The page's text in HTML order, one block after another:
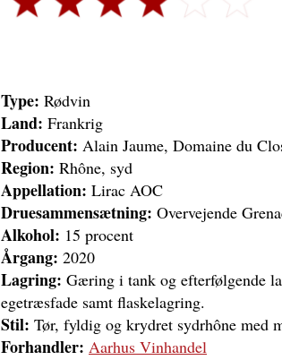
Type: Rødvin
Land: Frankrig
Producent: Alain Jaume, Domaine du
Region: Rhône, syd
Appellation: Lirac AOC
Druesammensætning: Overvejende
Alkohol: 15 procent
Årgang: 2020
Lagring: Gæring i tank og efterfølgende
egetræsfade samt flaskelagring.
Stil: Tør, fyldig og krydret sydrhône med
Forhandler: Aarhus Vinhandel